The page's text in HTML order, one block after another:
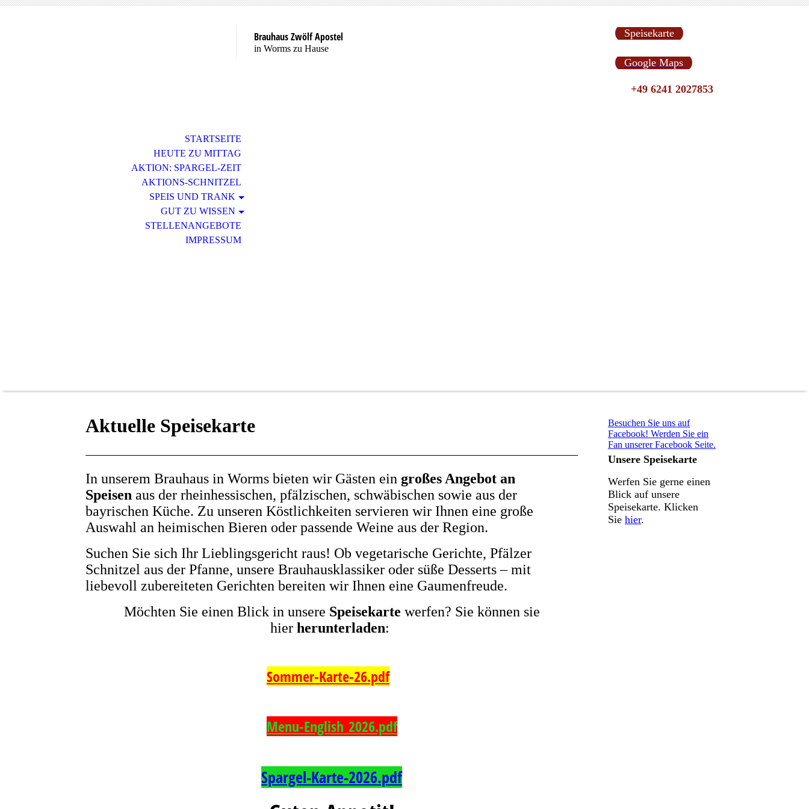
Brauhaus Zwölf Apostel
in Worms zu Hause
Speisekarte
Google Maps
+49 6241 2027853
STARTSEITE
HEUTE ZU MITTAG
AKTION: SPARGEL-ZEIT
AKTIONS-SCHNITZEL
SPEIS UND TRANK
GUT ZU WISSEN
STELLENANGEBOTE
IMPRESSUM
Aktuelle Speisekarte
In unserem Brauhaus in Worms bieten wir Gästen ein großes Angebot an
Speisen aus der rheinhessischen, pfälzischen, schwäbischen sowie aus der
bayrischen Küche. Zu unseren Köstlichkeiten servieren wir Ihnen eine große
Auswahl an heimischen Bieren oder passende Weine aus der Region.
Suchen Sie sich Ihr Lieblingsgericht raus! Ob vegetarische Gerichte, Pfälzer
Schnitzel aus der Pfanne, unsere Brauhausklassiker oder süße Desserts – mit
liebevoll zubereiteten Gerichten bereiten wir Ihnen eine Gaumenfreude.
Möchten Sie einen Blick in unsere Speisekarte werfen? Sie können sie
hier herunterladen:
Sommer-Karte-26.pdf
Menu-English_2026.pdf
Spargel-Karte-2026.pdf
Besuchen Sie uns auf
Facebook! Werden Sie ein
Fan unserer Facebook Seite.
Unsere Speisekarte
Werfen Sie gerne einen
Blick auf unsere
Speisekarte. Klicken
Sie hier.